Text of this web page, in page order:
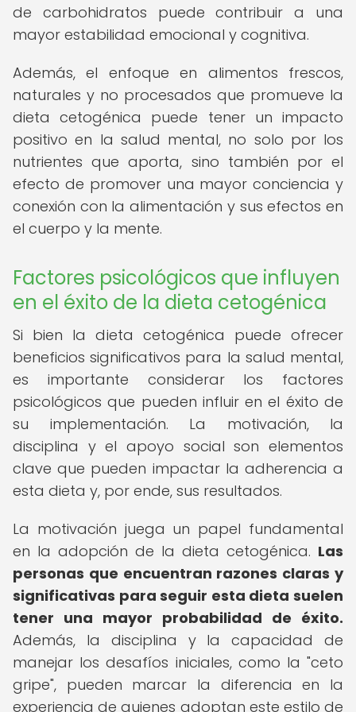
de carbohidratos puede contribuir a una
mayor estabilidad emocional y cognitiva.
Además, el enfoque en alimentos frescos,
naturales y no procesados que promueve la
dieta cetogénica puede tener un impacto
positivo en la salud mental, no solo por los
nutrientes que aporta, sino también por el
efecto de promover una mayor conciencia y
conexión con la alimentación y sus efectos en
el cuerpo y la mente.
Factores psicológicos que influyen
en el éxito de la dieta cetogénica
Si bien la dieta cetogénica puede ofrecer
beneficios significativos para la salud mental,
es importante considerar los factores
psicológicos que pueden influir en el éxito de
su implementación. La motivación, la
disciplina y el apoyo social son elementos
clave que pueden impactar la adherencia a
esta dieta y, por ende, sus resultados.
La motivación juega un papel fundamental
en la adopción de la dieta cetogénica. Las
personas que encuentran razones claras y
significativas para seguir esta dieta suelen
tener una mayor probabilidad de éxito.
Además, la disciplina y la capacidad de
manejar los desafíos iniciales, como la "ceto
gripe", pueden marcar la diferencia en la
experiencia de quienes adoptan este estilo de